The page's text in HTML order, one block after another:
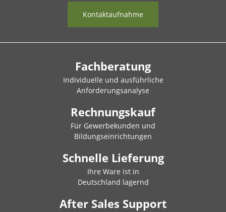
Kontaktaufnahme
Fachberatung
Individuelle und ausführliche
Anforderungsanalyse
Rechnungskauf
Für Gewerbekunden und
Bildungseinrichtungen
Schnelle Lieferung
Ihre Ware ist in
Deutschland lagernd
After Sales Support